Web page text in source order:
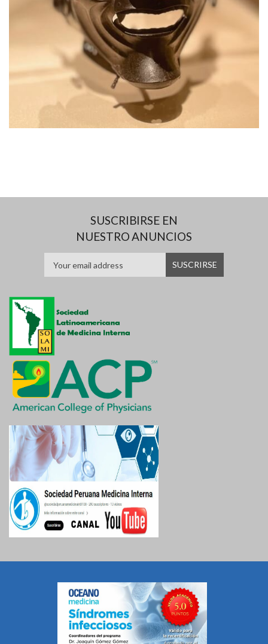
SUSCRIBIRSE EN
NUESTRO ANUNCIOS